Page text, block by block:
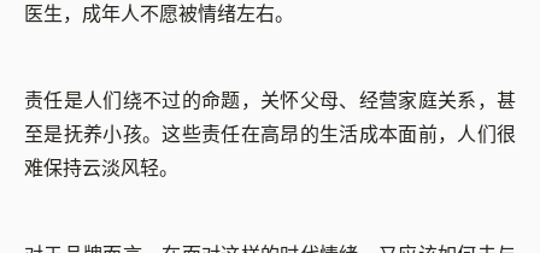
医生，成年人不愿被情绪左右。
责任是人们绕不过的命题，关怀父母、经营家庭关系，甚
至是抚养小孩。这些责任在高昂的生活成本面前，人们很
难保持云淡风轻。